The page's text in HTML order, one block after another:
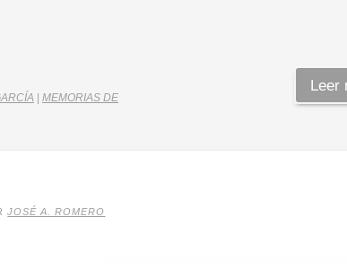
MEMORIAS DE
Leer
JOSÉ A. ROMERO